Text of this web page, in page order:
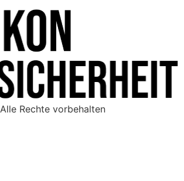
Alle Rechte vorbehalten